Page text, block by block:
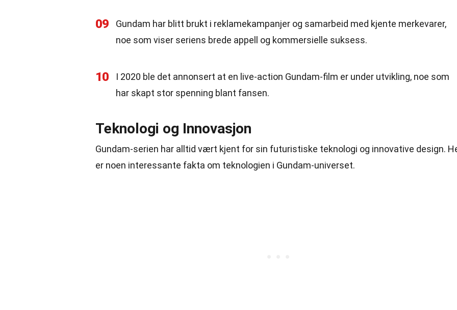
09
Gundam har blitt brukt i reklamekampanjer og samarbeid med kjente merkevarer,
noe som viser seriens brede appell og kommersielle suksess.
10
I 2020 ble det annonsert at en live-action Gundam-film er under utvikling, noe som
har skapt stor spenning blant fansen.
Teknologi og Innovasjon
Gundam-serien har alltid vært kjent for sin futuristiske teknologi og innovative design.
er noen interessante fakta om teknologien i Gundam-universet.